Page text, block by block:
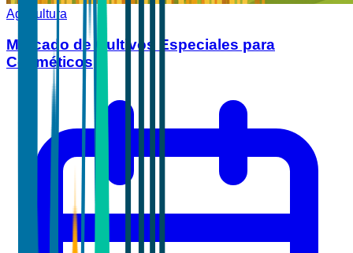
Agricultura
Mercado de Cultivos Especiales para
Cosméticos